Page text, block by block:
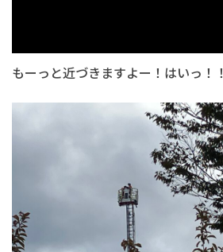
もーっと近づきますよー！はいっ！！